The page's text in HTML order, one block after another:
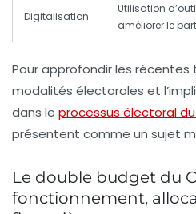
Digitalisation
Utilisation
améliorer le
Pour approfondir les récentes
modalités électorales et
dans le processus électoral
présentent comme un sujet
Le double budget du
fonctionnement,